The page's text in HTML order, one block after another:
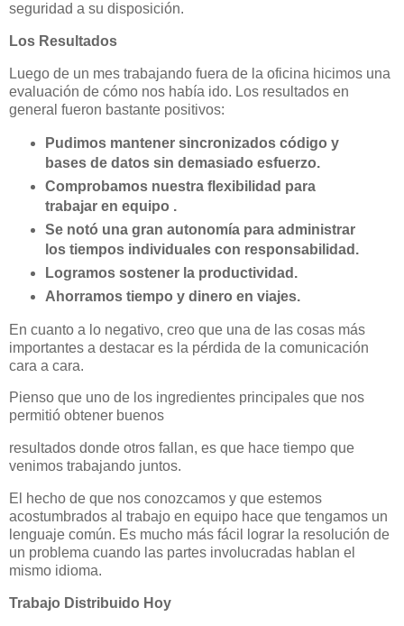
seguridad a su disposición.
Los Resultados
Luego de un mes trabajando fuera de la oficina hicimos una
evaluación de cómo nos había ido. Los resultados en
general fueron bastante positivos:
Pudimos mantener sincronizados código y
bases de datos sin demasiado esfuerzo.
Comprobamos nuestra flexibilidad para
trabajar en equipo .
Se notó una gran autonomía para administrar
los tiempos individuales con responsabilidad.
Logramos sostener la productividad.
Ahorramos tiempo y dinero en viajes.
En cuanto a lo negativo, creo que una de las cosas más
importantes a destacar es la pérdida de la comunicación
cara a cara.
Pienso que uno de los ingredientes principales que nos
permitió obtener buenos
resultados donde otros fallan, es que hace tiempo que
venimos trabajando juntos.
El hecho de que nos conozcamos y que estemos
acostumbrados al trabajo en equipo hace que tengamos un
lenguaje común. Es mucho más fácil lograr la resolución de
un problema cuando las partes involucradas hablan el
mismo idioma.
Trabajo Distribuido Hoy